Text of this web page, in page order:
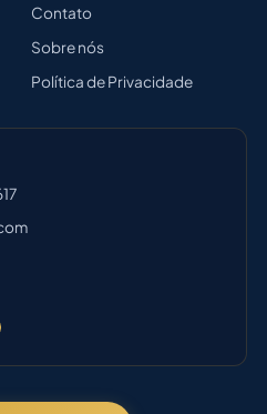
Contato
Sobre nós
Política de Privacidade